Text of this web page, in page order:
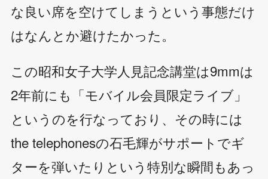
な良い席を空けてしまうという事態だけ
はなんとか避けたかった。
この昭和女子大学人見記念講堂は9mmは
2年前にも「モバイル会員限定ライブ」
というのを行なっており、その時には
the telephonesの石毛輝がサポートでギ
ターを弾いたりという特別な瞬間もあっ